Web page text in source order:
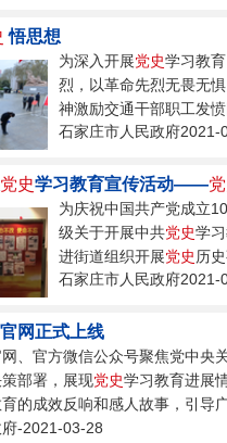
悟思想
为深入开展党史学习教
烈，以革命先烈无畏无
神激励交通干部职工发
通运输局组织30余名党
题的祭英烈活动。...
石家庄市人民政府2021-
党史学习教育宣传活动——
为庆祝中国共产党成立
级关于开展中共党史学
进街道组织开展党史 历
赛。...
石家庄市人民政府2021-
网正式上线
、官方微信公众号聚焦党中央
部署，展现党史学习教育进展
的成效反响和感人故事，引导
-2021-03-28